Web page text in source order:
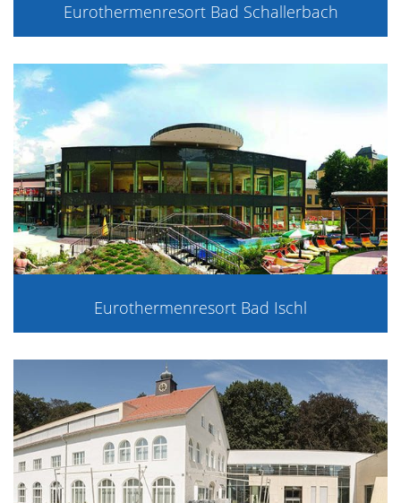
Eurothermenresort Bad Schallerbach
Eurothermenresort Bad Ischl